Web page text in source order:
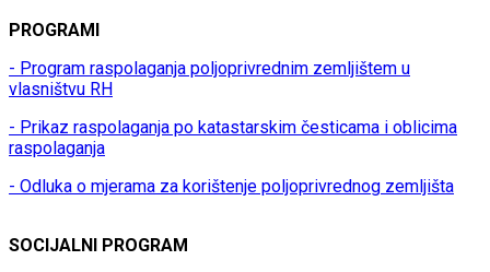
PROGRAMI
- Program raspolaganja poljoprivrednim zemljištem u
vlasništvu RH
- Prikaz raspolaganja po katastarskim česticama i oblicima
raspolaganja
- Odluka o mjerama za korištenje poljoprivrednog zemljišta
SOCIJALNI PROGRAM